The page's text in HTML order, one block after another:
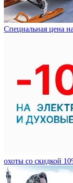
Специальная цена
охоты со скидкой